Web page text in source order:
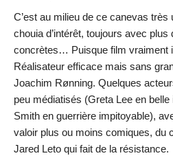
C’est au milieu de ce canevas
chouia d’intérêt, toujours avec
concrètes… Puisque film vraiment
Réalisateur efficace mais sans
Joachim Rønning. Quelques
peu médiatisés (Greta Lee en
Smith en guerrière impitoyable),
valoir plus ou moins comiques, du
Jared Leto qui fait de la résistance.